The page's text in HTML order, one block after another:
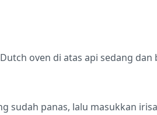
oven di atas api sedang dan
sudah panas, lalu masukkan